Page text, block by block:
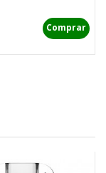
Comprar